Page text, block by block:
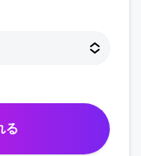
る